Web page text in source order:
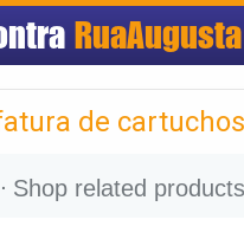
RuaAugusta
de